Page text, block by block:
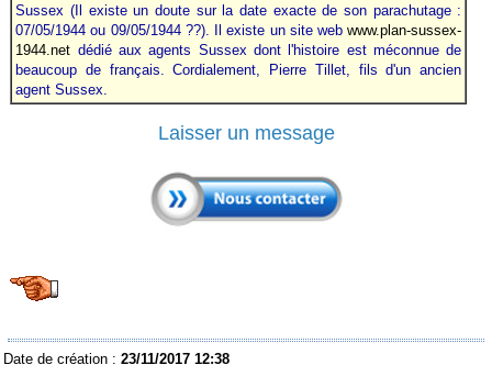
Sussex (Il existe un doute sur la date exacte de son parachutage :
07/05/1944 ou 09/05/1944 ??). Il existe un site webwww.plan-sussex-
1944.net dédié aux agents Sussex dont l'histoire est méconnue de
beaucoup de français. Cordialement, Pierre Tillet, fils d'un ancien
agent Sussex.
Laisser un message
Date de création :23/11/2017 12:38